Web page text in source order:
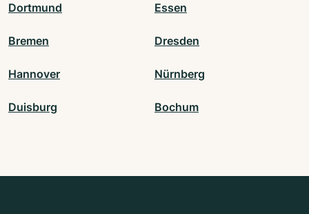
Dortmund Essen
Bremen Dresden
Hannover Nürnberg
Duisburg Bochum